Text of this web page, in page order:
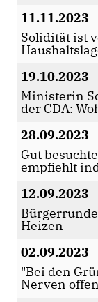
11.11.2023
Solidität ist
19.10.2023
Ministerin
der CDA:
28.09.2023
Gut
empfiehlt
12.09.2023
Heizen
02.09.2023
"Bei den
Nerven